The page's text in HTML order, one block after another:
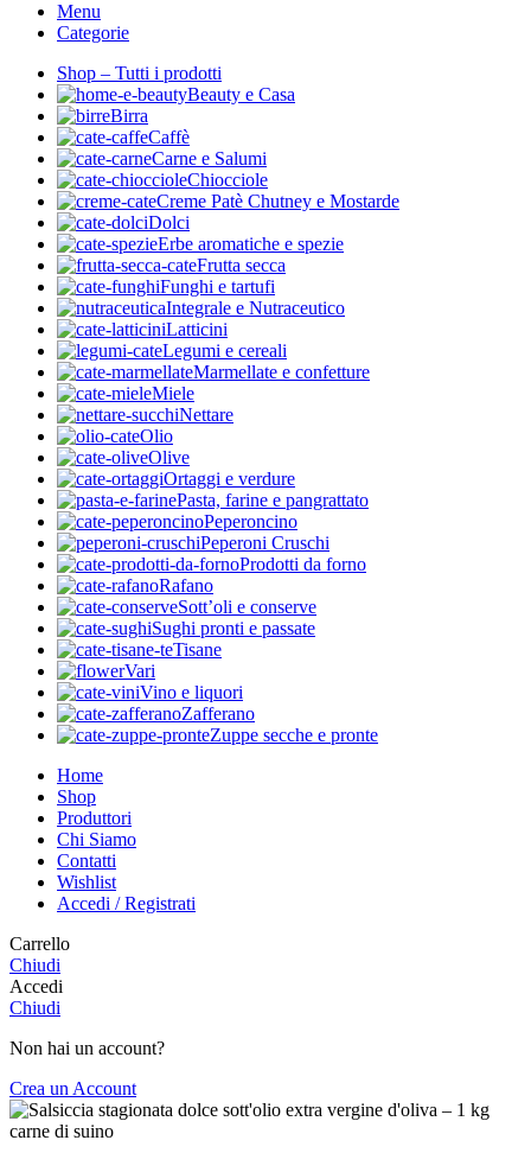
Menu
Categorie
Shop – Tutti i prodotti
Beauty e Casa
Birra
Caffè
Carne e Salumi
Chiocciole
Creme Patè Chutney e Mostarde
Dolci
Erbe aromatiche e spezie
Frutta secca
Funghi e tartufi
Integrale e Nutraceutico
Latticini
Legumi e cereali
Marmellate e confetture
Miele
Nettare
Olio
Olive
Ortaggi e verdure
Pasta, farine e pangrattato
Peperoncino
Peperoni Cruschi
Prodotti da forno
Rafano
Sott’oli e conserve
Sughi pronti e passate
Tisane
Vari
Vino e liquori
Zafferano
Zuppe secche e pronte
Home
Shop
Produttori
Chi Siamo
Contatti
Wishlist
Accedi / Registrati
Carrello
Chiudi
Accedi
Chiudi
Non hai un account?
Crea un Account